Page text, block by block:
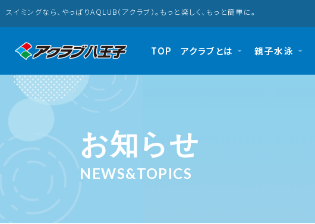
スイミングなら、やっぱりAQLUB（アクラブ）。もっと楽しく、もっと簡単に。
TOP アクラブとは 親子水泳
お知らせ
NEWS&TOPICS